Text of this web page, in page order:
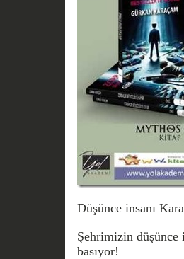
Düşünce insanı
Şehrimizin düşünce
basıyor!